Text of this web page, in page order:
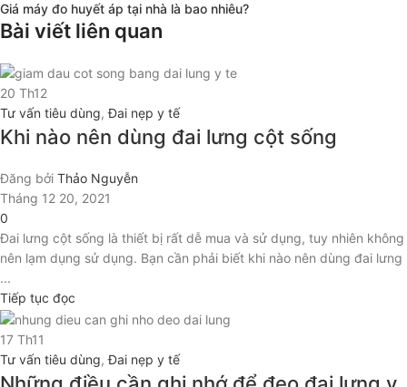
Giá máy đo huyết áp tại nhà là bao nhiêu?
Bài viết liên quan
20 Th12
Tư vấn tiêu dùng,Đai nẹp y tế
Khi nào nên dùng đai lưng cột sống
Đăng bởi Thảo Nguyễn
Tháng 12 20, 2021
0
Đai lưng cột sống là thiết bị rất dễ mua và sử dụng, tuy nhiên không
nên lạm dụng sử dụng. Bạn cần phải biết khi nào nên dùng đai lưng
...
Tiếp tục đọc
17 Th11
Tư vấn tiêu dùng,Đai nẹp y tế